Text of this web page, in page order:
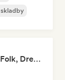
Study Jam Sessions 📚 Indie Folk, Dream Pop & Singer-Songwriter